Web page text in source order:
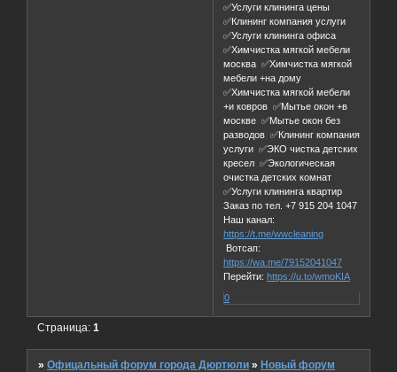
✅Услуги клининга цены
✅Клининг компания услуги
✅Услуги клининга офиса
✅Химчистка мягкой мебели
москва ✅Химчистка мягкой
мебели +на дому
✅Химчистка мягкой мебели
+и ковров ✅Мытье окон +в
москве ✅Мытье окон без
разводов ✅Клининг компания
услуги ✅ЭКО чистка детских
кресел ✅Экологическая
очистка детских комнат
✅Услуги клининга квартир
Заказ по тел. +7 915 204 1047
Наш канал:
https://t.me/wwcleaning
Вотсап:
https://wa.me/79152041047
Перейти: https://u.to/wmoKIA
0
Страница:1
»Офицальный форум города Дюртюли »Новый форум